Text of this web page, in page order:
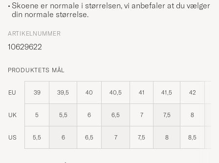
Skoene er normale i størrelsen, vi anbefaler at du vælger
din normale størrelse.
ARTIKELNUMMER
10629622
PRODUKTETS MÅL
EU 39 39,5 40 40,5 41 41,5 42
UK 5 5,5 6 6,5 7 7,5 8
US 5,5 6 6,5 7 7,5 8 8,5